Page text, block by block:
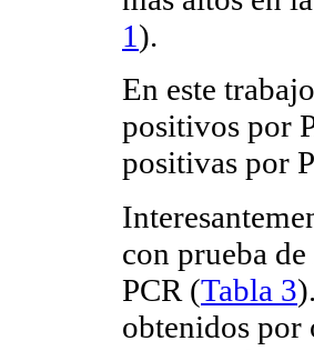
1 ).
En este
positivos por
positivas por
con prueba
PCR (Tabla 3
obtenidos